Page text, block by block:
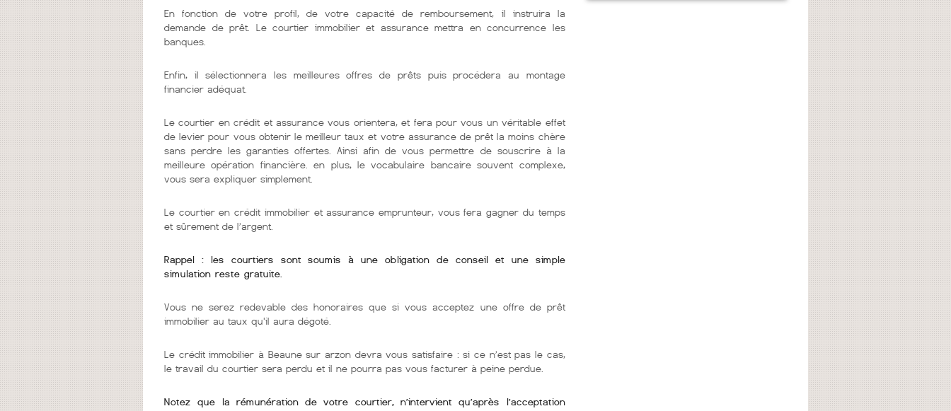
En fonction de votre profil, de votre capacité de remboursement, il instruira la
demande de prêt. Le courtier immobilier et assurance mettra en concurrence les
banques.
Enfin, il sélectionnera les meilleures offres de prêts puis procédera au montage
financier adéquat.
Le courtier en crédit et assurance vous orientera, et fera pour vous un véritable effet
de levier pour vous obtenir le meilleur taux et votre assurance de prêt la moins chère
sans perdre les garanties offertes. Ainsi afin de vous permettre de souscrire à la
meilleure opération financière. en plus, le vocabulaire bancaire souvent complexe,
vous sera expliquer simplement.
Le courtier en crédit immobilier et assurance emprunteur, vous fera gagner du temps
et sûrement de l’argent.
Rappel : les courtiers sont soumis à une obligation de conseil et une simple
simulation reste gratuite.
Vous ne serez redevable des honoraires que si vous acceptez une offre de prêt
immobilier au taux qu'il aura dégoté.
Le crédit immobilier à Beaune sur arzon devra vous satisfaire : si ce n’est pas le cas,
le travail du courtier sera perdu et il ne pourra pas vous facturer à peine perdue.
Notez que la rémunération de votre courtier, n’intervient qu’après l’acceptation